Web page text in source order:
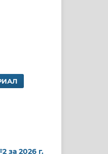
за 2026 г.